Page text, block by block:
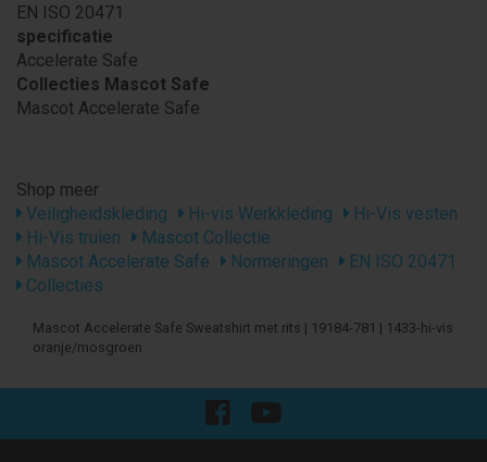
EN ISO 20471
specificatie
Accelerate Safe
Collecties Mascot Safe
Mascot Accelerate Safe
Shop meer
Veiligheidskleding
Hi-vis Werkkleding
Hi-Vis vesten
Hi-Vis truien
Mascot Collectie
Mascot Accelerate Safe
Normeringen
EN ISO 20471
Collecties
Mascot Accelerate Safe Sweatshirt met rits | 19184-781 | 1433-hi-vis
oranje/mosgroen